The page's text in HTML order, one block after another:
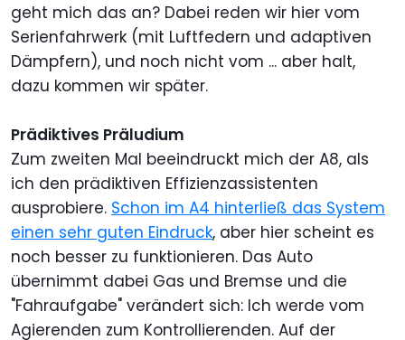
geht mich das an? Dabei reden wir hier vom
Serienfahrwerk (mit Luftfedern und adaptiven
Dämpfern), und noch nicht vom ... aber halt,
dazu kommen wir später.
Prädiktives Präludium
Zum zweiten Mal beeindruckt mich der A8, als
ich den prädiktiven Effizienzassistenten
ausprobiere. Schon im A4 hinterließ das System
einen sehr guten Eindruck, aber hier scheint es
noch besser zu funktionieren. Das Auto
übernimmt dabei Gas und Bremse und die
"Fahraufgabe" verändert sich: Ich werde vom
Agierenden zum Kontrollierenden. Auf der